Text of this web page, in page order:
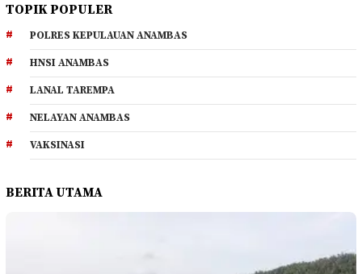
TOPIK POPULER
POLRES KEPULAUAN ANAMBAS
HNSI ANAMBAS
LANAL TAREMPA
NELAYAN ANAMBAS
VAKSINASI
BERITA UTAMA